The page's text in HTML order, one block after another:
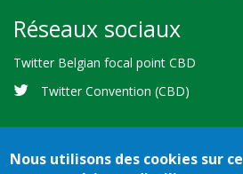
Réseaux sociaux
Twitter Belgian focal point CBD
Twitter Convention (CBD)
Nous utilisons des cookies sur